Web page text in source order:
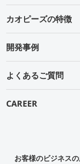
カオピーズの特徴
開発事例
よくあるご質問
CAREER
お客様のビジネス